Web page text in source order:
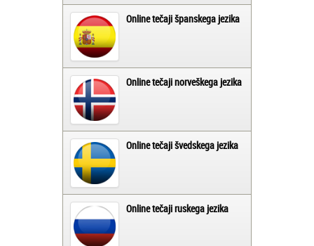
Online tečaji španskega jezika
Online tečaji norveškega jezika
Online tečaji švedskega jezika
Online tečaji ruskega jezika